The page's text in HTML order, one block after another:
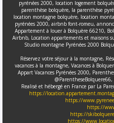
pyrénées 2000, location logement
parenthèse bolquère, la parenthèse
location montagne bolquère, location
pyrénées 2000, airbnb font-romeu,
Appartement à louer à Bolquère 66210,
Airbnb, Location appartements et maisons
Studio montagne Pyrénées 2000
Réservez votre séjour à la montagne,
vacances à la montagne, Vacances à
Appart Vacances Pyrénées 2000,
Realisé et hébergé en France par La
https://
https://
https://
https://
https://